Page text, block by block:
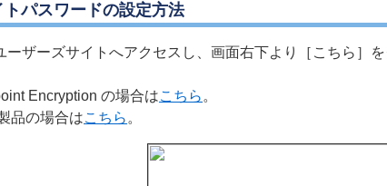
パスワードの設定方法
ーザーズサイトへアクセスし、画面右下より［ こちら］
Encryption の場合はこちら 。
品の場合はこちら 。